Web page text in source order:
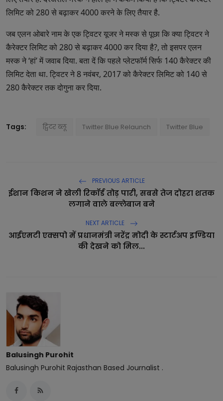
लिमिट को 280 से बढ़ाकर 4000 करने के लिए तैयार है.
जब एलन ओबारे नाम के एक ट्विटर यूजर ने मस्क से पूछा कि क्या ट्विटर ने
कैरेक्टर लिमिट को 280 से बढ़ाकर 4000 कर दिया है?, तो इसपर एलन
मस्क ने ‘हां’ में जवाब दिया. बता दें कि पहले प्लेटफॉर्म सिर्फ 140 कैरेक्टर की
लिमिट देता था. ट्विटर ने 8 नवंबर, 2017 को कैरेक्टर लिमिट को 140 से
280 कैरेक्टर तक दोगुना कर दिया.
Tags: ट्विटर ब्लू Twitter Blue Relaunch Twitter Blue
PREVIOUS ARTICLE
ईशान किशन ने खेली रिकॉर्ड तोड़ पारी, सबसे तेज दोहरा शतक
लगाने वाले बल्लेबाज बने
NEXT ARTICLE
आईएमटी एक्सपो में प्रधानमंत्री नरेंद्र मोदी के स्टार्टअप इण्डिया
की देखने को मिल...
Balusingh Purohit
Balusingh Purohit Rajasthan Based Journalist .